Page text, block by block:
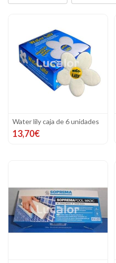
Water lily caja de 6 unidades
13,70€